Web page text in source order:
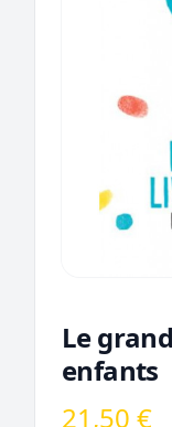
Le
enfants
21,50 €